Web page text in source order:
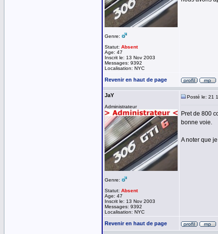
Genre:
Statut: Absent
Age: 47
Inscrit le: 13 Nov 2003
Messages: 9392
Localisation: NYC
Revenir en haut de page
JaY
Administrateur
Genre:
Statut: Absent
Age: 47
Inscrit le: 13 Nov 2003
Messages: 9392
Localisation: NYC
Posté le: 21
Pret de 800
bonne voie.
A noter que
Revenir en haut de page